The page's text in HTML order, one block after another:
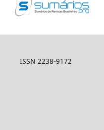
ISSN 2238-9172